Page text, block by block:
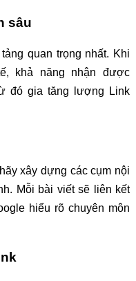
sâu
quan trọng nhất. Khi
khả năng nhận được
đó gia tăng lượng Link
xây dựng các cụm nội
Mỗi bài viết sẽ liên kết
hiểu rõ chuyên môn